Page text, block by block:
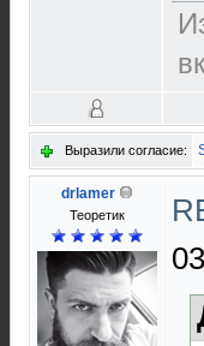
Выразили согласие:
drlamer
Теоретик